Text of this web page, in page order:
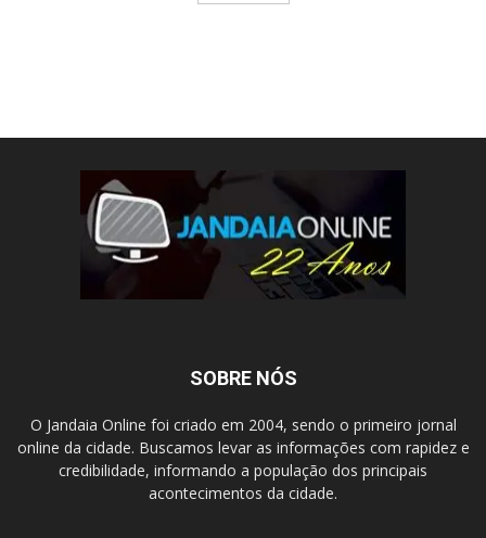
SOBRE NÓS
O Jandaia Online foi criado em 2004, sendo o primeiro jornal
online da cidade. Buscamos levar as informações com rapidez e
credibilidade, informando a população dos principais
acontecimentos da cidade.